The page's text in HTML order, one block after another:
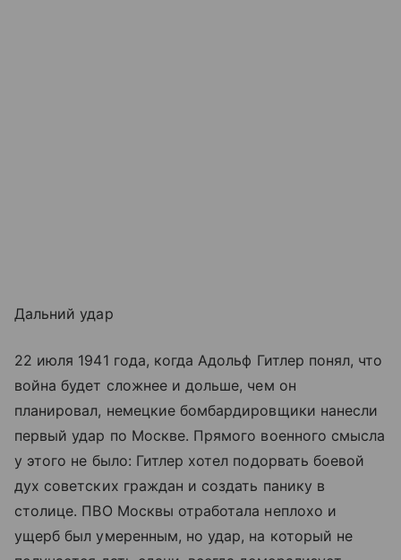
Дальний удар
22 июля 1941 года, когда Адольф Гитлер понял, что
война будет сложнее и дольше, чем он
планировал, немецкие бомбардировщики нанесли
первый удар по Москве. Прямого военного смысла
у этого не было: Гитлер хотел подорвать боевой
дух советских граждан и создать панику в
столице. ПВО Москвы отработала неплохо и
ущерб был умеренным, но удар, на который не